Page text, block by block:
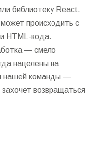
библиотеку React.
происходить с
HTML-кода.
— смело
нацелены на
нашей команды —
возвращаться